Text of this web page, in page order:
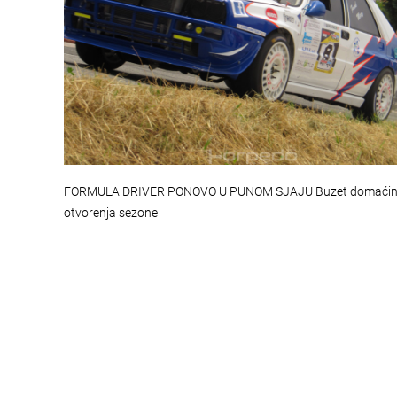
FORMULA DRIVER PONOVO U PUNOM SJAJU Buzet domaćin
otvorenja sezone